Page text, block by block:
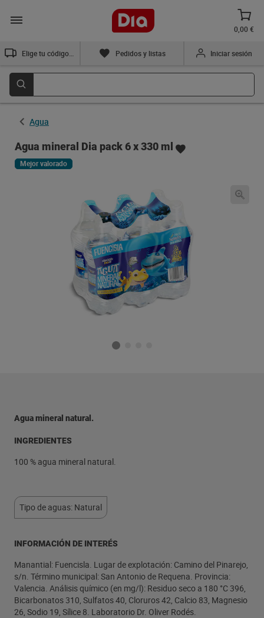
0,00 €
Pedidos y listas Iniciar sesión
Agua
Agua mineral Dia pack 6 x 330 ml
Mejor valorado
Agua mineral natural.
INGREDIENTES
100 % agua mineral natural.
Tipo de aguas: Natural
INFORMACIÓN DE INTERÉS
Manantial: Fuencisla. Lugar de explotación: Camino del Pinarejo,
s/n. Término municipal: San Antonio de Requena. Provincia:
Valencia. Análisis químico (en mg/l): Residuo seco a 180 °C 396,
Bicarbonatos 310, Sulfatos 40, Cloruros 42, Calcio 83, Magnesio
26, Sodio 19, Sílice 8. Laboratorio Dr. Oliver Rodés.